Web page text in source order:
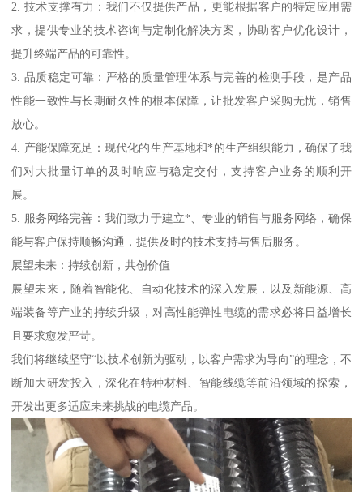
2. 技术支撑有力：我们不仅提供产品，更能根据客户的特定应用需
求，提供专业的技术咨询与定制化解决方案，协助客户优化设计，
提升终端产品的可靠性。
3. 品质稳定可靠：严格的质量管理体系与完善的检测手段，是产品
性能一致性与长期耐久性的根本保障，让批发客户采购无忧，销售
放心。
4. 产能保障充足：现代化的生产基地和*的生产组织能力，确保了我
们对大批量订单的及时响应与稳定交付，支持客户业务的顺利开
展。
5. 服务网络完善：我们致力于建立*、专业的销售与服务网络，确保
能与客户保持顺畅沟通，提供及时的技术支持与售后服务。
展望未来：持续创新，共创价值
展望未来，随着智能化、自动化技术的深入发展，以及新能源、高
端装备等产业的持续升级，对高性能弹性电缆的需求必将日益增长
且要求愈发严苛。
我们将继续坚守“以技术创新为驱动，以客户需求为导向”的理念，不
断加大研发投入，深化在特种材料、智能线缆等前沿领域的探索，
开发出更多适应未来挑战的电缆产品。